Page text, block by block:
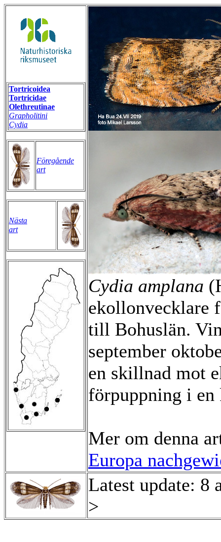
Tortricoidea
Tortricidae
Olethreutinae
Grapholitini
Cydia
Föregående
art
Nästa
art
Cydia amplana
ekollonvecklare
till Bohuslän.
september
en skillnad mot
förpuppning i en
Mer om denna
Europa
Latest update: 8
>